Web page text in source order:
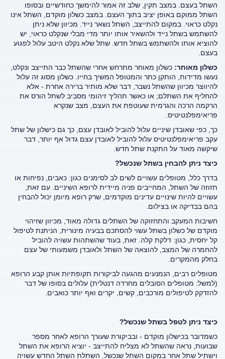
השתל בעצם. במצב תקין, שלב זה אמור להימשך כחודשיים ובסופו
השתל ממוקם באופן יציב בתוך העצם. במצב כשלון מוקדם, השתל אינו
נקלט כראוי. במקום להתייצב, השתל נשאר נייד. מכיוון שלא ניתן
להשתמש בשתל נייד ולהשאיר אותו יותר מדי מבלי שנקלט כראוי, יש
להוציא אותו ולהשתמש בשתל חדש. שתל שלא נקלט היטב עלול לפגוע
בעצם.
כשלון מאוחר: כשלון מאוחר מתרחש אחרי שהשתל כבר התייצב ונקלט,
נעשו מדידות, הותקן כתר והמטופל המשיך בחייו. כשלון מסוג זה עלול
להיווצר מכיוון שהשתל נשבר, דבר שלא מותיר ברירה אחרת - אלא
להחליף את השתלם; או כאשר תהליך זיהומי מסביב לשתל הורס את
הרקמה הרכה והגרמית שעוטפת את העצם, מצב שנקרא
פריאימפלנטיטיס.
כך, כפי שאובדן שיניים עלול להוביל לאובדן עצם, כך גם כישלון של שתל
עקב פריאימפלנטיטיס עלול להוביל לאובדן עצם גדול אף יותר, דבר
שיקשה מאוד על התקנת שתל חדש.
כיצד ניתן להבחין בשתל שנכשל?
בדרך כלל, מטופלים עשויים לשים לב לסימנים כגון: כאבים, נפיחות או
תזוזה של השתל, המחייבים פניה מיידית לרופא השיניים. עם זאת,
עשויים להיות שינויים עדינים מוקדמים, שרק רופא מיומן יכול להבחין
בהם בבדיקה או בצילום.
חשיבות המעקב והתחזוקה של השתלים גדולה מאוד, מכיוון שזיהוי
מוקדם של כשלון בשתל עשוי להסתכם בבעיה מינורית, הניתנת לטיפול
קל יחסית, כגון: דלקת קלה. זאת, בעוד שהשתהות עשויה להוביל
להחמרה של המצב, להוצאה של השתל ולאובדן משמעותי של עצם
בחלק מהמקרים.
מטופלים רבים, הנמנעים מהגעה לביקורות תקופתיות אותן קבע הרופא
(למשל: מטופלים הסובלים מחרדה דנטלית) עלולים בסופו של דבר
להזדקק לטיפולים מורכבים, קשים, יקרים ואף יותר כואבים.
כיצד ניתן לטפל בשתל שנכשל?
כשמדובר בכישלון מוקדם - ובביקורת שעורך הרופא לאחר מספר
שבועות, נראה שהשתל לא מצליח להתייצב - יוציא הרופא את השתל
וישתיל שתל אחר במקום השתל שנכשל. השתלת השתל החדש עשויה